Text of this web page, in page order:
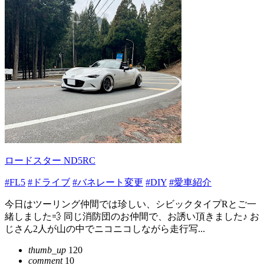
ロードスター ND5RC
#FL5 #ドライブ #バネレート変更 #DIY #愛車紹介
今日はツーリング仲間では珍しい、シビックタイプRとご一
緒しました💨 同じ消防団のお仲間で、お誘い頂きました♪ お
じさん2人が山の中でニコニコしながら走行写...
thumb_up 120
comment10